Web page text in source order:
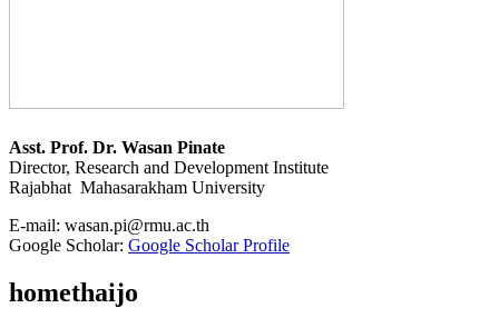
Asst. Prof. Dr. Wasan Pinate
Director, Research and Development Institute
Rajabhat Mahasarakham University
E-mail: wasan.pi@rmu.ac.th
Google Scholar: Google Scholar Profile
homethaijo